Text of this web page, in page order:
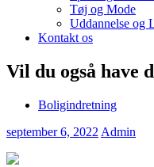
Tøj og Mode
Uddannelse og
Kontakt os
Vil du også have
Boligindretning
september 6, 2022 Admin